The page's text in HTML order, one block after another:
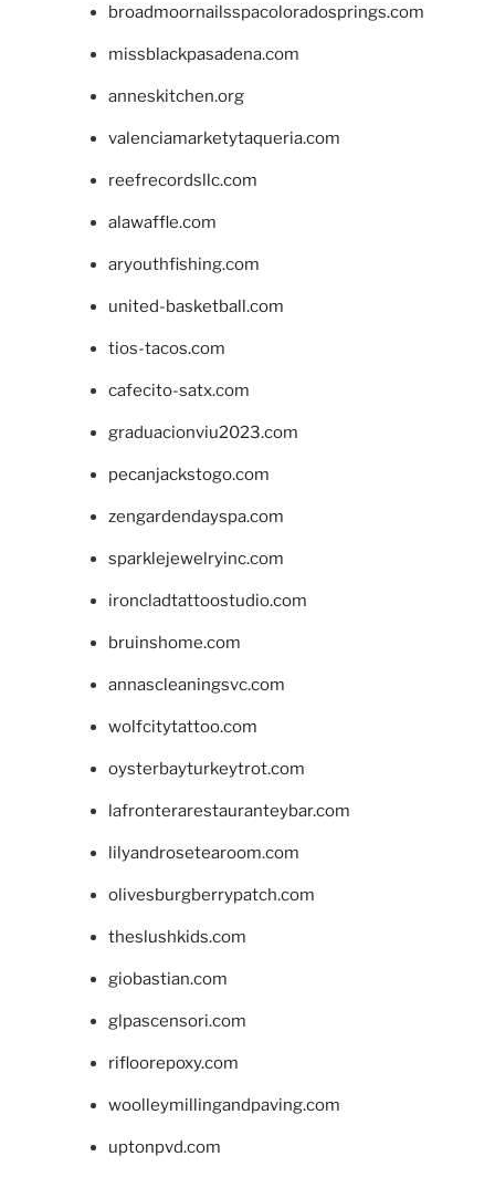
broadmoornailsspacoloradosprings.com
missblackpasadena.com
anneskitchen.org
valenciamarketytaqueria.com
reefrecordsllc.com
alawaffle.com
aryouthfishing.com
united-basketball.com
tios-tacos.com
cafecito-satx.com
graduacionviu2023.com
pecanjackstogo.com
zengardendayspa.com
sparklejewelryinc.com
ironcladtattoostudio.com
bruinshome.com
annascleaningsvc.com
wolfcitytattoo.com
oysterbayturkeytrot.com
lafronterarestauranteybar.com
lilyandrosetearoom.com
olivesburgberrypatch.com
theslushkids.com
giobastian.com
glpascensori.com
rifloorepoxy.com
woolleymillingandpaving.com
uptonpvd.com